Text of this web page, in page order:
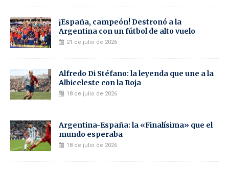
¡España, campeón! Destronó a la
Argentina con un fútbol de alto vuelo
21 de julio de 2026
Alfredo Di Stéfano: la leyenda que une a la
Albiceleste con la Roja
18 de julio de 2026
Argentina-España: la «Finalísima» que el
mundo esperaba
18 de julio de 2026